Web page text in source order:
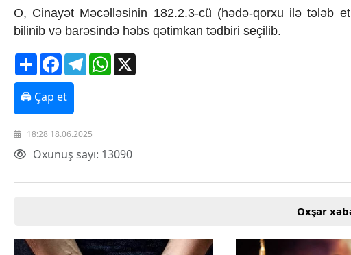
Gənclər və İdman
Media və QHT
Sağlamlıq
Sosium
Mənəvi dəyərlər
Texnologiya
Əlaqə
Missiyamız
O, Cinayət Məcəlləsinin 182.2.3-cü (hədə-qorxu ilə tələb
bilinib və barəsində həbs qətimkan tədbiri seçilib.
ShareFacebookTelegramWhatsApp
🖨 Çap et
18:28 18.06.2025
Oxunuş sayı: 13090
Oxşar